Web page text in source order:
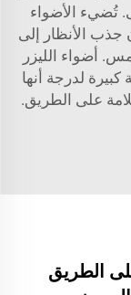
تُضيء الأضواء
الأنظار إلى
أضواء الليزر
لدرجة أنها
على الطريق.
الطريق